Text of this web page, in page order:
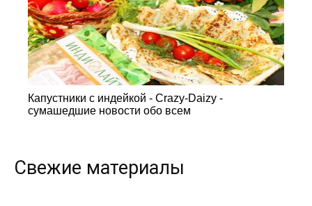
Капустники с индейкой - Crazy-Daizy -
сумашедшие новости обо всем
Свежие материалы